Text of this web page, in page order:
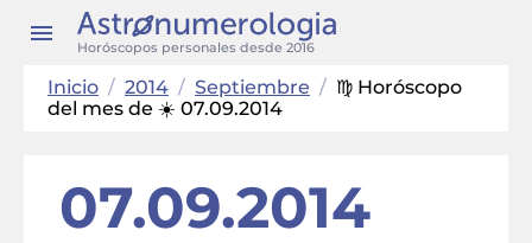
Horóscopos personales desde 2016
Inicio / 2014 / Septiembre / ♍ Horóscopo
del mes de ☀️ 07.09.2014
07.09.2014